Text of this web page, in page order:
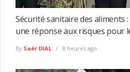
Sécurité sanitaire des aliments
une réponse aux risques pour
By Saër DIAL 8 heures ago